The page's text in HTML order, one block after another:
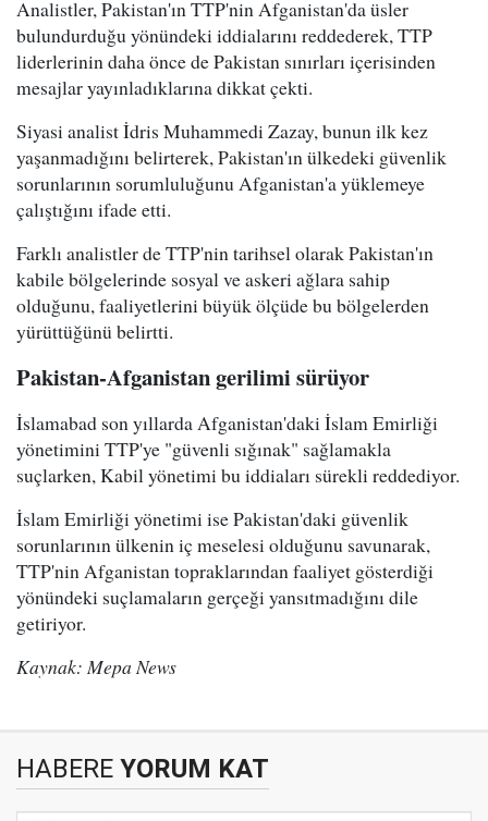
Analistler, Pakistan'ın TTP'nin Afganistan'da üsler
bulundurduğu yönündeki iddialarını reddederek, TTP
liderlerinin daha önce de Pakistan sınırları içerisinden
mesajlar yayınladıklarına dikkat çekti.
Siyasi analist İdris Muhammedi Zazay, bunun ilk kez
yaşanmadığını belirterek, Pakistan'ın ülkedeki güvenlik
sorunlarının sorumluluğunu Afganistan'a yüklemeye
çalıştığını ifade etti.
Farklı analistler de TTP'nin tarihsel olarak Pakistan'ın
kabile bölgelerinde sosyal ve askeri ağlara sahip
olduğunu, faaliyetlerini büyük ölçüde bu bölgelerden
yürüttüğünü belirtti.
Pakistan-Afganistan gerilimi sürüyor
İslamabad son yıllarda Afganistan'daki İslam Emirliği
yönetimini TTP'ye "güvenli sığınak" sağlamakla
suçlarken, Kabil yönetimi bu iddiaları sürekli reddediyor.
İslam Emirliği yönetimi ise Pakistan'daki güvenlik
sorunlarının ülkenin iç meselesi olduğunu savunarak,
TTP'nin Afganistan topraklarından faaliyet gösterdiği
yönündeki suçlamaların gerçeği yansıtmadığını dile
getiriyor.
Kaynak: Mepa News
HABERE YORUM KAT